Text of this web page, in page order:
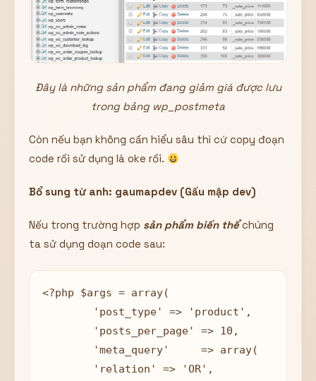
Đây là những sản phẩm đang giảm giá được lưu
trong bảng wp_postmeta
Còn nếu bạn không cần hiểu sâu thì cứ copy đoạn
code rồi sử dụng là oke rồi.
Bổ sung từ anh: gaumapdev (Gấu mập dev)
Nếu trong trường hợp sản phẩm biến thểchúng
ta sử dụng doạn code sau:
<?php $args = array(
        'relation' => 'OR',